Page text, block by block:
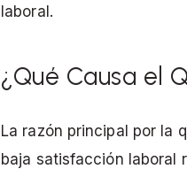
laboral.
¿Qué Causa el
La razón principal por la
baja satisfacción laboral